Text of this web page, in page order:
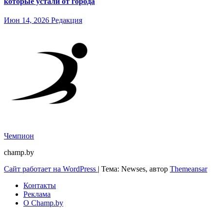
Июн 14, 2026 Редакция
Чемпион
champ.by
Сайт работает на WordPress | Тема: Newses, автор Themeansar
Контакты
Реклама
О Champ.by